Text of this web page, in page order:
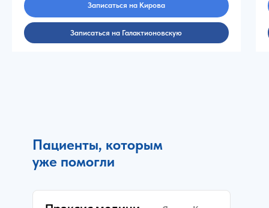
Записаться на Кирова
Записаться на Галактионовскую
Пациенты, которым
уже помогли